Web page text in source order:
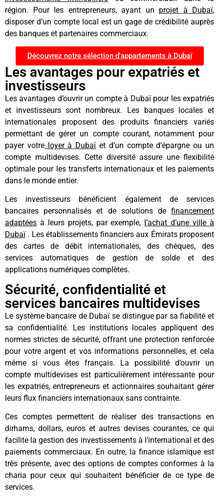
région. Pour les entrepreneurs, ayant un projet à Dubaï,
disposer d’un compte local est un gage de crédibilité auprès
des banques et partenaires commerciaux.
Découvrez notre sélection d'appartements à Dubaï
Les avantages pour expatriés et
investisseurs
Les avantages d’ouvrir un compte à Dubaï pour les expatriés
et investisseurs sont nombreux. Les banques locales et
internationales proposent des produits financiers variés
permettant de gérer un compte courant, notamment pour
payer votreloyer à Dubaïet d’un compte d’épargne ou un
compte multidevises. Cette diversité assure une flexibilité
optimale pour les transferts internationaux et les paiements
dans le monde entier.
Les investisseurs bénéficient également de services
bancaires personnalisés et de solutions de financement
adaptées à leurs projets, par exemple, l’achat d’une ville à
Dubaï. Les établissements financiers aux Émirats proposent
des cartes de débit internationales, des chèques, des
services automatiques de gestion de solde et des
applications numériques complètes.
Sécurité, confidentialité et
services bancaires multidevises
Le système bancaire de Dubaï se distingue par sa fiabilité et
sa confidentialité. Les institutions locales appliquent des
normes strictes de sécurité, offrant une protection renforcée
pour votre argent et vos informations personnelles, et cela
même si vous êtes français. La possibilité d’ouvrir un
compte multidevises est particulièrement intéressante pour
les expatriés, entrepreneurs et actionnaires souhaitant gérer
leurs flux financiers internationaux sans contrainte.
Ces comptes permettent de réaliser des transactions en
dirhams, dollars, euros et autres devises courantes, ce qui
facilite la gestion des investissements à l’international et des
paiements commerciaux. En outre, la finance islamique est
très présente, avec des options de comptes conformes à la
charia pour ceux qui souhaitent bénéficier de ce type de
services.